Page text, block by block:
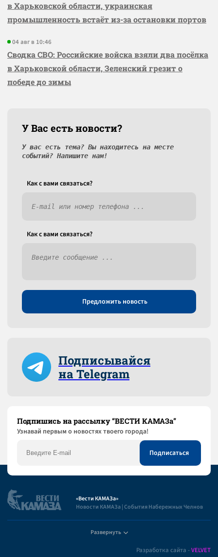
в Харьковской области, украинская
промышленность встаёт из-за остановки портов
04 авг в 10:46
Сводка СВО: Российские войска взяли два посёлка
в Харьковской области, Зеленский грезит о
победе до зимы
У Вас есть новости?
У вас есть тема? Вы находитесь на месте
событий? Напишите нам!
Как c вами связаться?
Как c вами связаться?
Предложить новость
Подписывайся
на Telegram
Подпишись на рассылку “ВЕСТИ КАМАЗа”
Узнaвай первым о новостях твоего города!
«Вести КАМАЗа»
Новости КАМАЗа | События Набережных Челнов
Развернуть
Разработка сайта -VELVET